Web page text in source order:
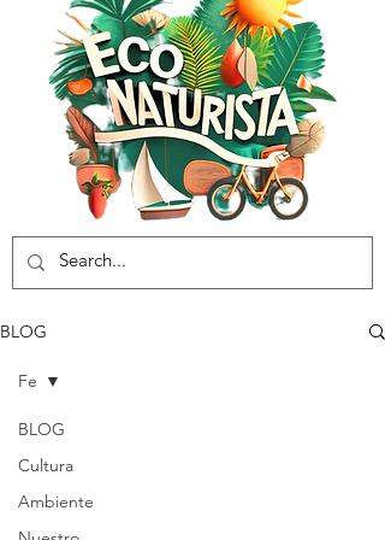
BLOG
BLOG
Cultura
Ambiente
Fe